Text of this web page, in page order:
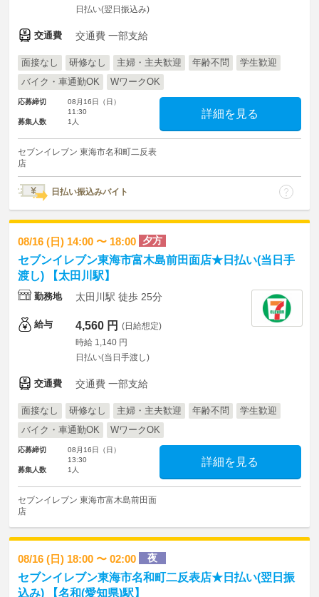
日払い(翌日振込み)
交通費 交通費 一部支給
面接なし 研修なし 主婦・主夫歓迎 年齢不問
学生歓迎
バイク・車通勤OK
WワークOK
応募締切
08月16日（日）
11:30
募集人数
1人
詳細を見る
セブンイレブン 東海市名和町二反表
店
日払い振込みバイト
08/16 (日) 14:00 〜 18:00 夕方
セブンイレブン東海市富木島前田面店★日払い(当日手
渡し) 【太田川駅】
勤務地 太田川駅 徒歩 25分
給与 4,560 円 (日給想定)
時給 1,140 円
日払い(当日手渡し)
交通費 交通費 一部支給
面接なし 研修なし 主婦・主夫歓迎 年齢不問
学生歓迎
バイク・車通勤OK
WワークOK
応募締切
08月16日（日）
13:30
募集人数
1人
詳細を見る
セブンイレブン 東海市富木島前田面
店
08/16 (日) 18:00 〜 02:00 夜
セブンイレブン東海市名和町二反表店★日払い(翌日振
込み) 【名和(愛知県)駅】